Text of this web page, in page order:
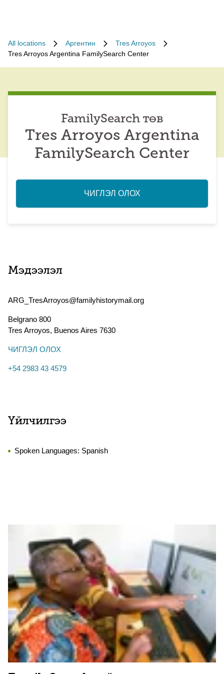
All locations Аргентин
Tres Arroyos
Tres Arroyos Argentina FamilySearch Center
FamilySearch төв
Tres Arroyos Argentina
FamilySearch Center
ЧИГЛЭЛ ОЛОХ
Мэдээлэл
ARG_TresArroyos@familyhistorymail.org
Belgrano 800
Tres Arroyos, Buenos Aires 7630
ЧИГЛЭЛ ОЛОХ
+54 2983 43 4579
Үйлчилгээ
Spoken Languages: Spanish